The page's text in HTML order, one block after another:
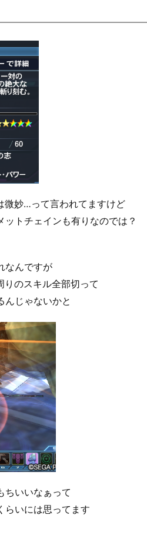
微妙…って言われてますけど
トチェインも有りなのでは？
なんですが
りのスキル全部切って
んじゃないかと
ちいいなぁって
らいには思ってます